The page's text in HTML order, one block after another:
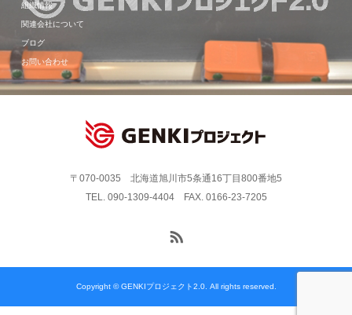
組織情報
関連会社について
ブログ
お問い合わせ
〒070-0035 北海道旭川市5条通16丁目800番地5
TEL. 090-1309-4404 FAX. 0166-23-7205
Copyright © GENKIプロジェクト2.0. All rights reserved.